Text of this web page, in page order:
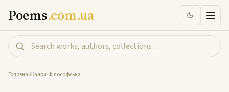
Poems.com.ua
Головна-Жанри-Філософська